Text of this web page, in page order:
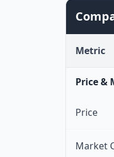
Metric
Price &
Price
Market